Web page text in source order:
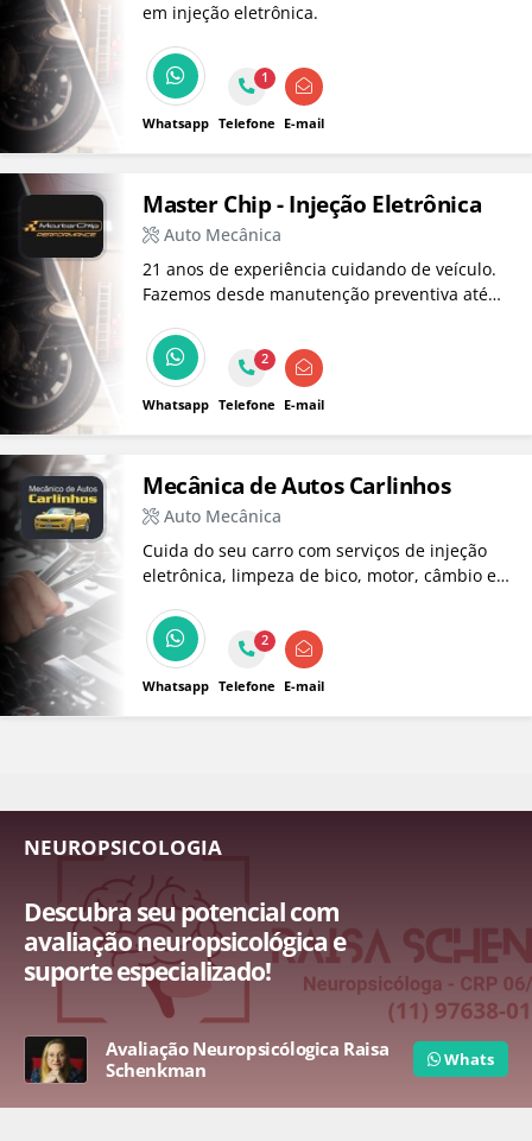
em injeção eletrônica.
Whatsapp
1
Telefone E-mail
Master Chip - Injeção Eletrônica
Auto Mecânica
21 anos de experiência cuidando de veículo.
Fazemos desde manutenção preventiva até
tecnologia de ponta e equipe qualificada.
Atendimento especializado para carros
comuns, híbridos e elétricos!
Whatsapp
2
Telefone E-mail
Mecânica de Autos Carlinhos
Auto Mecânica
Cuida do seu carro com serviços de injeção
eletrônica, limpeza de bico, motor, câmbio e
Whatsapp
2
Telefone E-mail
NEUROPSICOLOGIA
Descubra seu potencial com
avaliação neuropsicológica e
suporte especializado!
Avaliação Neuropsicólogica Raisa
Schenkman
Whats